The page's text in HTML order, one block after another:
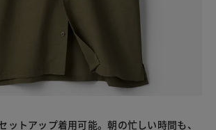
ットアップ着用可能。朝の忙しい時間も、